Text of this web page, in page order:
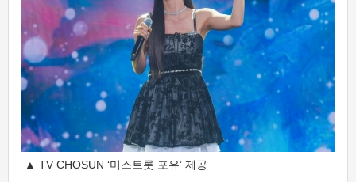
▲ TV CHOSUN ‘미스트롯 포유’ 제공